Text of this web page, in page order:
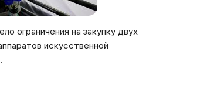
ограничения на закупку двух
искусственной